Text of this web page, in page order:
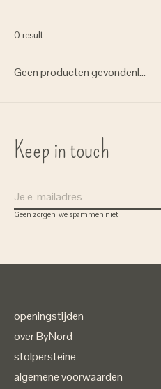
0 result
Geen producten gevonden!...
Keep in touch
Geen zorgen, we spammen niet
openingstijden
over ByNord
stolpersteine
algemene voorwaarden